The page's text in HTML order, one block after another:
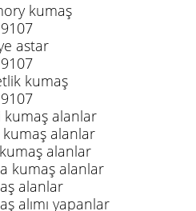
kumaş
astar
kumaş
kumaş alanlar
kumaş alanlar
alanlar
kumaş alanlar
alanlar
alımı yapanlar